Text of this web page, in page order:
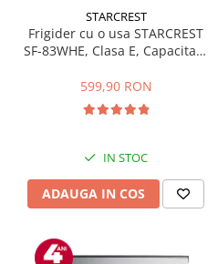
STARCREST
Frigider cu o usa STARCREST
SF-83WHE, Clasa E, Capacitate
Compartiment gheata, H 85
cm, Alb
599,90 RON
IN STOC
ADAUGA IN COS